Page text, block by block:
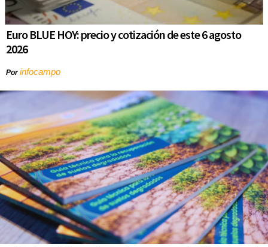
Euro BLUE HOY: precio y cotización de este 6 agosto
2026
Porinfocampo